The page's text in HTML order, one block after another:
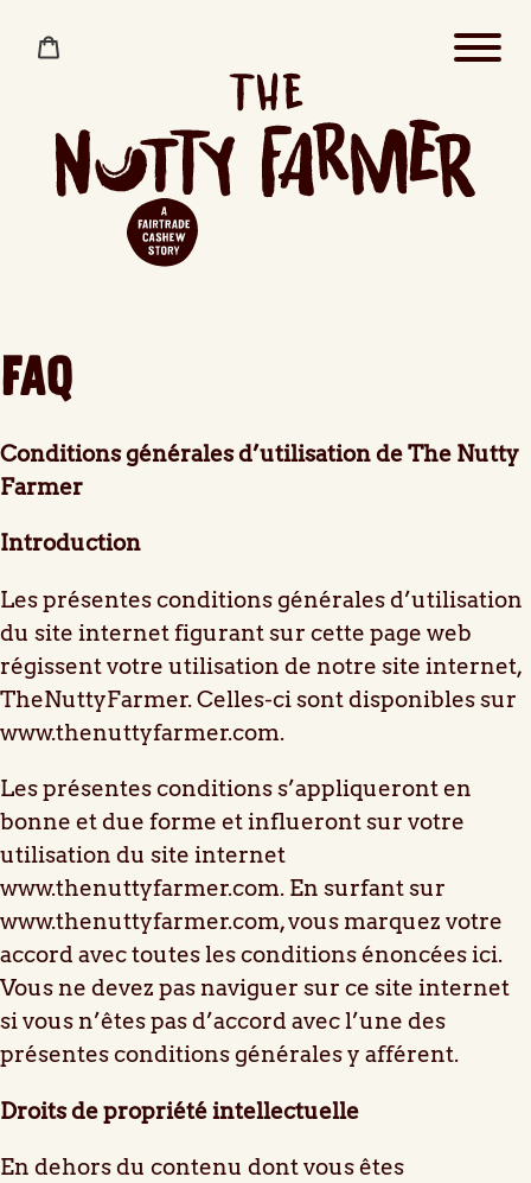
Panier
FAQ
Conditions générales d’utilisation de The Nutty
Farmer
Introduction
Les présentes conditions générales d’utilisation
du site internet figurant sur cette page web
régissent votre utilisation de notre site internet,
TheNuttyFarmer. Celles-ci sont disponibles sur
www.thenuttyfarmer.com.
Les présentes conditions s’appliqueront en
bonne et due forme et influeront sur votre
utilisation du site internet
www.thenuttyfarmer.com. En surfant sur
www.thenuttyfarmer.com, vous marquez votre
accord avec toutes les conditions énoncées ici.
Vous ne devez pas naviguer sur ce site internet
si vous n’êtes pas d’accord avec l’une des
présentes conditions générales y afférent.
Droits de propriété intellectuelle
En dehors du contenu dont vous êtes